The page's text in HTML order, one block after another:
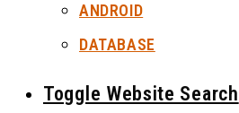
ANDROID
DATABASE
Toggle Website Search